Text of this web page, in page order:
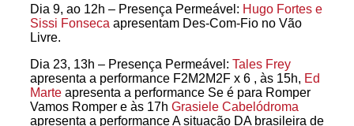
Dia 9, ao 12h – Presença Permeável: Hugo Fortes e
Sissi Fonseca apresentam Des-Com-Fio no Vão
Livre.
Dia 23, 13h – Presença Permeável: Tales Frey
apresenta a performance F2M2M2F x 6 , às 15h, Ed
Marte apresenta a performance Se é para Romper
Vamos Romper e às 17h Grasiele Cabelódroma
apresenta a performance A situação DA brasileira de